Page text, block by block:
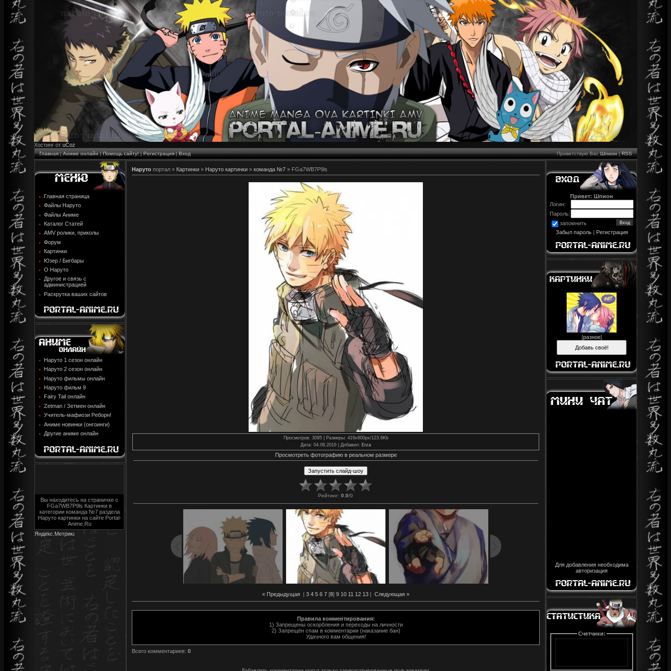
Хостинг от uCoz
Главная|Аниме онлайн|Помощь сайту!|Регистрация|Вход Приветствую Вас Шпион|RSS
Главная страница
Файлы Наруто
Файлы Аниме
Каталог Статей
AMV ролики, приколы
Форум
Картинки
Юзер / Бигбары
О Наруто
Другое и связь с
администрацией
Раскрутка ваших сайтов
Наруто 1 сезон онлайн
Наруто 2 сезон онлайн
Наруто фильмы онлайн
Наруто фильм 9
Fairy Tail онлайн
Zetman / Зетмен онлайн
Учитель-мафиози Реборн!
Аниме новинки (онгоинги)
Другие аниме онлайн
Вы находитесь на страничке с
FGa7WB7P9ls Картинки в
категории команда №7 раздела
Наруто картинки на сайте Portal-
Anime.Ru
Наруто портал » Картинки » Наруто картинки » команда №7 » FGa7WB7P9ls
Просмотров: 3095 | Размеры: 419x600px/123.6Kb
Дата: 04.08.2016 | Добавил: Erza
Просмотреть фотографию в реальном размере
Рейтинг: 0.0/0
« Предыдущая | 3 4 5 6 7 [8] 9 10 11 12 13 | Следующая »
Правила комментирования:
1) Запрещены оскорбления и переходы на личности
2) Запрещён спам в комментарии (наказание бан)
Удачного вам общения!
Всего комментариев: 0
Привет: Шпион
Логин:
Пароль:
запомнить
Забыл пароль| Регистрация
[разное]
Для добавления необходима
авторизация
Счетчики: